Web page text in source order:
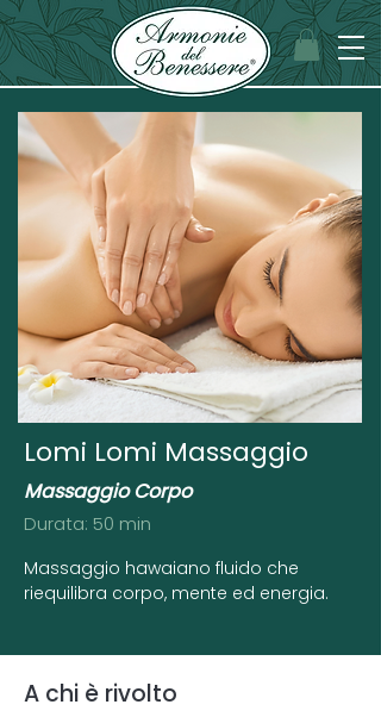
Lomi Lomi Massaggio
Massaggio Corpo
Durata: 50 min
Massaggio hawaiano fluido che
riequilibra corpo, mente ed energia.
A chi è rivolto